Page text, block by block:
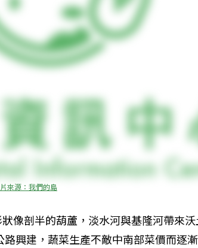
來源：我們的島
像剖半的葫蘆，淡水河與基隆河帶來
興建，蔬菜生產不敵中南部菜價而逐